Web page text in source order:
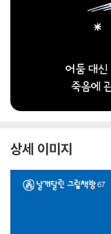
상세 이미지